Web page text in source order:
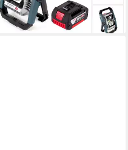
240,27 €
lieferbar - in 2-3 Werktagen bei dir